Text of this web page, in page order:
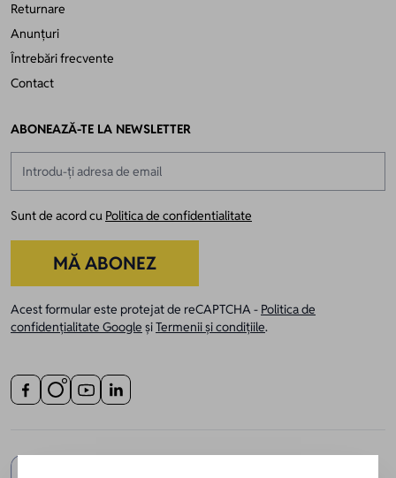
Returnare
Anunțuri
Întrebări frecvente
Contact
ABONEAZĂ-TE LA NEWSLETTER
Sunt de acord cu Politica de confidentialitate
MĂ ABONEZ
Acest formular este protejat de reCAPTCHA - Politica de
confidențialitate Google șiTermenii și condițiile.